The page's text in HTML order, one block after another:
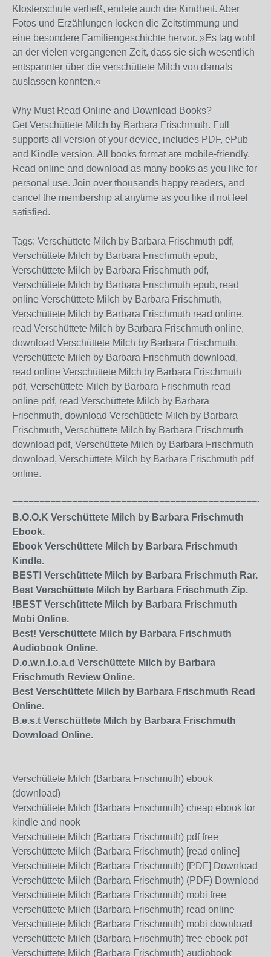
Klosterschule verließ, endete auch die Kindheit. Aber
Fotos und Erzählungen locken die Zeitstimmung und
eine besondere Familiengeschichte hervor. »Es lag wohl
an der vielen vergangenen Zeit, dass sie sich wesentlich
entspannter über die verschüttete Milch von damals
auslassen konnten.«
Why Must Read Online and Download Books?
Get Verschüttete Milch by Barbara Frischmuth. Full
supports all version of your device, includes PDF, ePub
and Kindle version. All books format are mobile-friendly.
Read online and download as many books as you like for
personal use. Join over thousands happy readers, and
cancel the membership at anytime as you like if not feel
satisfied.
Tags: Verschüttete Milch by Barbara Frischmuth pdf,
Verschüttete Milch by Barbara Frischmuth epub,
Verschüttete Milch by Barbara Frischmuth pdf,
Verschüttete Milch by Barbara Frischmuth epub, read
online Verschüttete Milch by Barbara Frischmuth,
Verschüttete Milch by Barbara Frischmuth read online,
read Verschüttete Milch by Barbara Frischmuth online,
download Verschüttete Milch by Barbara Frischmuth,
Verschüttete Milch by Barbara Frischmuth download,
read online Verschüttete Milch by Barbara Frischmuth
pdf, Verschüttete Milch by Barbara Frischmuth read
online pdf, read Verschüttete Milch by Barbara
Frischmuth, download Verschüttete Milch by Barbara
Frischmuth, Verschüttete Milch by Barbara Frischmuth
download pdf, Verschüttete Milch by Barbara Frischmuth
download, Verschüttete Milch by Barbara Frischmuth pdf
online.
B.O.O.K Verschüttete Milch by Barbara Frischmuth
Ebook.
Ebook Verschüttete Milch by Barbara Frischmuth
Kindle.
BEST! Verschüttete Milch by Barbara Frischmuth Rar.
Best Verschüttete Milch by Barbara Frischmuth Zip.
!BEST Verschüttete Milch by Barbara Frischmuth
Mobi Online.
Best! Verschüttete Milch by Barbara Frischmuth
Audiobook Online.
D.o.w.n.l.o.a.d Verschüttete Milch by Barbara
Frischmuth Review Online.
Best Verschüttete Milch by Barbara Frischmuth Read
Online.
B.e.s.t Verschüttete Milch by Barbara Frischmuth
Download Online.
Verschüttete Milch (Barbara Frischmuth) ebook
(download)
Verschüttete Milch (Barbara Frischmuth) cheap ebook for
kindle and nook
Verschüttete Milch (Barbara Frischmuth) pdf free
Verschüttete Milch (Barbara Frischmuth) [read online]
Verschüttete Milch (Barbara Frischmuth) [PDF] Download
Verschüttete Milch (Barbara Frischmuth) (PDF) Download
Verschüttete Milch (Barbara Frischmuth) mobi free
Verschüttete Milch (Barbara Frischmuth) read online
Verschüttete Milch (Barbara Frischmuth) mobi download
Verschüttete Milch (Barbara Frischmuth) free ebook pdf
Verschüttete Milch (Barbara Frischmuth) audiobook